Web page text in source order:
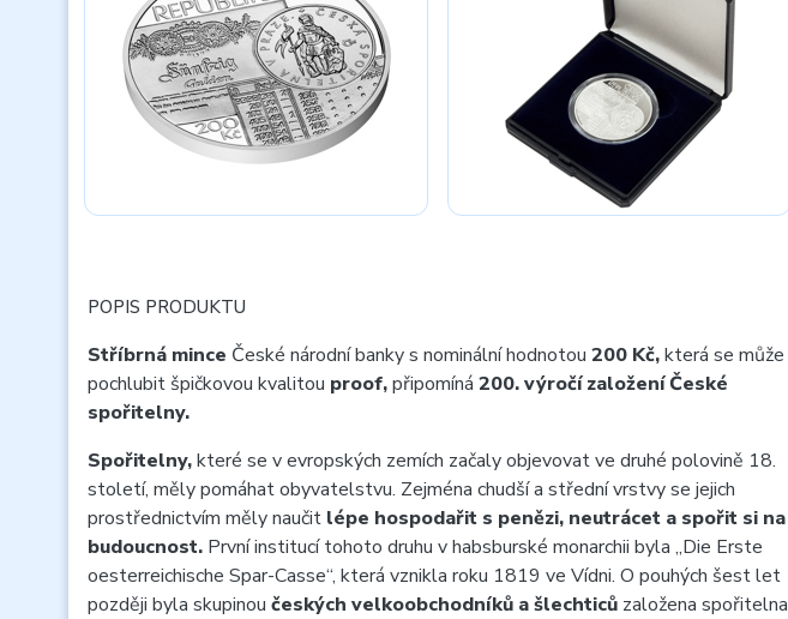
POPIS PRODUKTU
Stříbrná mince České národní banky s nominální hodnotou 200 Kč,která se může
pochlubit špičkovou kvalitou proof,připomíná 200. výročí založení České
spořitelny.
Spořitelny,které se v evropských zemích začaly objevovat ve druhé polovině 18.
století, měly pomáhat obyvatelstvu. Zejména chudší a střední vrstvy se jejich
prostřednictvím měly naučit lépe hospodařit s penězi, neutrácet a spořit si na
budoucnost. První institucí tohoto druhu v habsburské monarchii byla „Die Erste
oesterreichische Spar-Casse“, která vznikla roku 1819 ve Vídni. O pouhých šest let
později byla skupinou českých velkoobchodníků a šlechticů založena spořitelna